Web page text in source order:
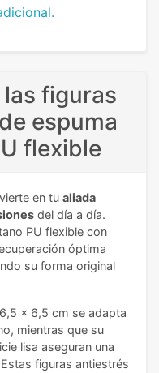
figuras
espuma
flexible
en tu aliada
del día a día.
PU flexible con
óptima
su forma original
x 6,5 cm se adapta
mientras que su
lisa aseguran una
figuras antiestrés